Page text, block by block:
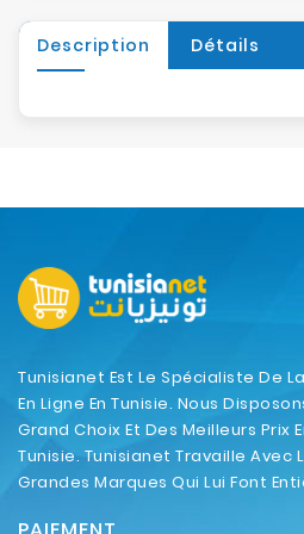
Description Détails
Tunisianet Est Le Spécialiste De
En Ligne En Tunisie. Nous
Grand Choix Et Des Meilleurs Prix
Tunisie. Tunisianet Travaille Avec
Grandes Marques Qui Lui Font